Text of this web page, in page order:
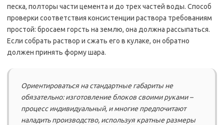
песка, полторы части цемента и до трех частей воды. Способ
проверки соответствия консистенции раствора требованиям
простой: бросаем горсть на землю, она должна рассыпаться.
Если собрать раствор и сжать его в кулаке, он обратно
должен принять форму шара.
Ориентироваться на стандартные габариты не
обязательно: изготовление блоков своими руками –
процесс индивидуальный, и многие предпочитают
наладить производство, используя кратные размеры